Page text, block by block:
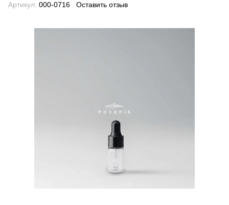
Артикул: 000-0716 Оставить отзыв